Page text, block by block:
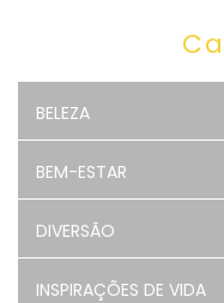
BELEZA
BEM-ESTAR
DIVERSÃO
INSPIRAÇÕES DE VIDA